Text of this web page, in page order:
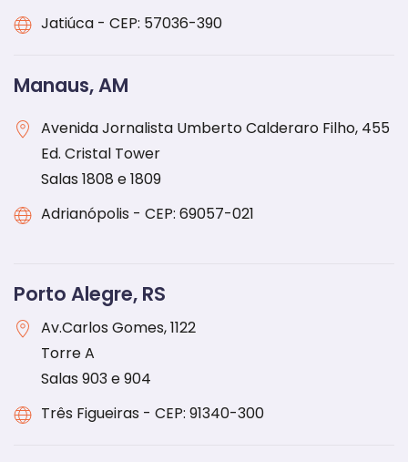
Jatiúca - CEP: 57036-390
Manaus, AM
Avenida Jornalista Umberto Calderaro Filho, 455
Ed. Cristal Tower
Salas 1808 e 1809
Adrianópolis - CEP: 69057-021
Porto Alegre, RS
Av.Carlos Gomes, 1122
Torre A
Salas 903 e 904
Três Figueiras - CEP: 91340-300